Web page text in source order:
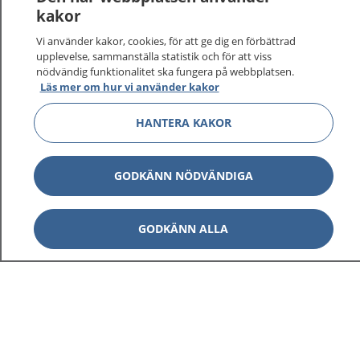
sjukdomar och vilka mottagningar du kan kontakta.
Logga in för att läsa din journal och göra dina
vårdärenden. Ring telefonnummer 1177 för
sjukvårdsrådgivning dygnet runt.
1177 ger dig råd när du vill må bättre.
1177 på flera språk Visa
kakor
Vi använder kakor, cookies, för att ge dig en förbättrad
upplevelse, sammanställa statistik och för att viss
nödvändig funktionalitet ska fungera på webbplatsen.
Läs mer om hur vi använder kakor
HANTERA KAKOR
GODKÄNN NÖDVÄNDIGA
GODKÄNN ALLA